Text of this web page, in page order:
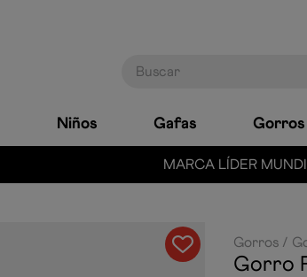
Niños Gafas Gorros
MARCA LÍDER
Gorros
Gorro